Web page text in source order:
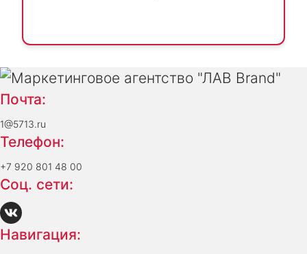
Почта:
1@5713.ru
Телефон:
+7 920 801 48 00
Соц. сети:
Навигация: